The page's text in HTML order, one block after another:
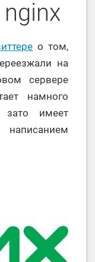
о том,
на
сервере
намного
имеет